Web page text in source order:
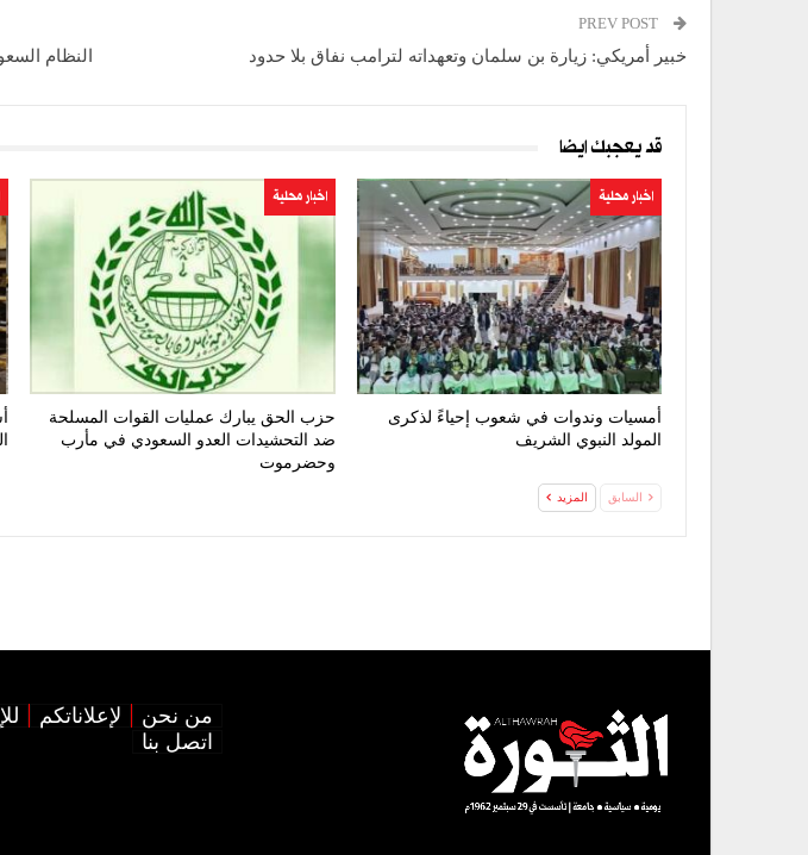
خبير أمريكي: زيارة بن سلمان وتعهداته لترامب نفاق بلا حدود النظام
قد يعجبك ايضا
اخبار محلية
أمسيات وندوات في شعوب إحياءً لذكرى
المولد النبوي الشريف
اخبار محلية
حزب الحق يبارك عمليات القوات المسلحة
ضد التحشيدات العدو السعودي في مأرب
وحضرموت
السابق المزيد
من نحن لإعلاناتكم
اتصل بنا